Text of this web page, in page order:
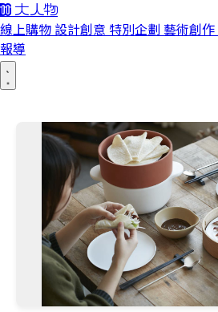
線上購物 設計創意 特別企劃 藝術創作
報導